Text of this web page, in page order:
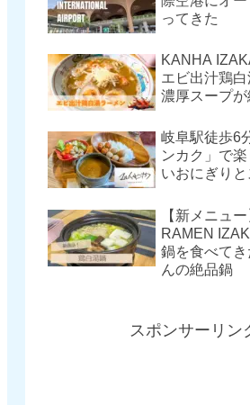
ってきた
KANHA
エビ出汁鶏
濃厚スープ
岐阜駅徒歩6
ンカク」で
いおにぎり
【新メニュ
RAMEN
鍋を食べて
んの絶品鍋
スポンサーリン